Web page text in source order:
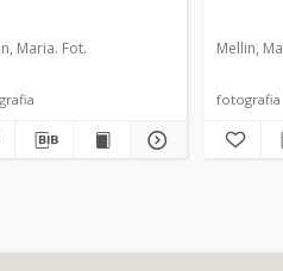
Maria. Fot. Mellin,
fotografia